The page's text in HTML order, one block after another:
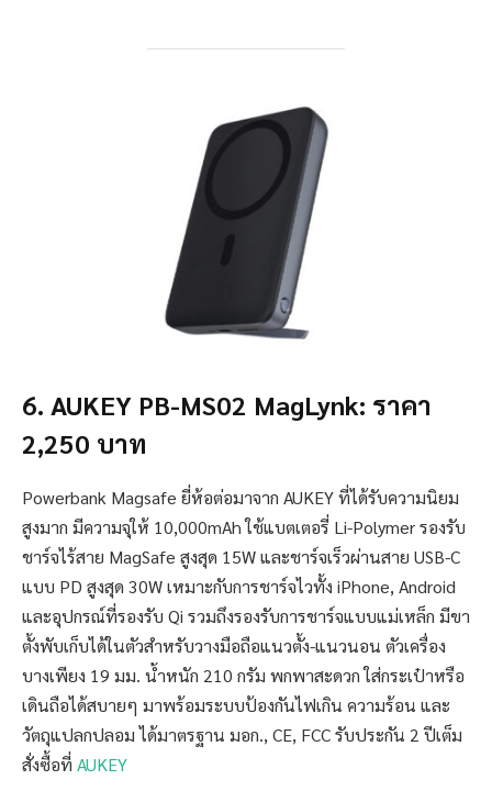
6. AUKEY PB-MS02 MagLynk: ราคา
2,250 บาท
Powerbank Magsafe ยี่ห้อต่อมาจาก AUKEY ที่ได้รับความนิยม
สูงมาก มีความจุให้ 10,000mAh ใช้แบตเตอรี่ Li-Polymer รองรับ
ชาร์จไร้สาย MagSafe สูงสุด 15W และชาร์จเร็วผ่านสาย USB-C
แบบ PD สูงสุด 30W เหมาะกับการชาร์จไวทั้ง iPhone, Android
และอุปกรณ์ที่รองรับ Qi รวมถึงรองรับการชาร์จแบบแม่เหล็ก มีขา
ตั้งพับเก็บได้ในตัวสำหรับวางมือถือแนวตั้ง-แนวนอน ตัวเครื่อง
บางเพียง 19 มม. น้ำหนัก 210 กรัม พกพาสะดวก ใส่กระเป๋าหรือ
เดินถือได้สบายๆ มาพร้อมระบบป้องกันไฟเกิน ความร้อน และ
วัตถุแปลกปลอม ได้มาตรฐาน มอก., CE, FCC รับประกัน 2 ปีเต็ม
สั่งซื้อที่ AUKEY